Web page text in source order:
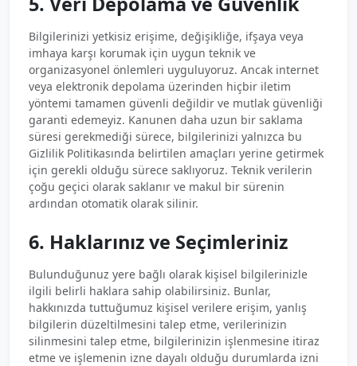
Bilgilerinizi yetkisiz erişime, değişikliğe, ifşaya veya
imhaya karşı korumak için uygun teknik ve
organizasyonel önlemleri uyguluyoruz. Ancak internet
veya elektronik depolama üzerinden hiçbir iletim
yöntemi tamamen güvenli değildir ve mutlak güvenliği
garanti edemeyiz. Kanunen daha uzun bir saklama
süresi gerekmediği sürece, bilgilerinizi yalnızca bu
Gizlilik Politikasında belirtilen amaçları yerine getirmek
için gerekli olduğu sürece saklıyoruz. Teknik verilerin
çoğu geçici olarak saklanır ve makul bir sürenin
ardından otomatik olarak silinir.
6. Haklarınız ve Seçimleriniz
Bulunduğunuz yere bağlı olarak kişisel bilgilerinizle
ilgili belirli haklara sahip olabilirsiniz. Bunlar,
hakkınızda tuttuğumuz kişisel verilere erişim, yanlış
bilgilerin düzeltilmesini talep etme, verilerinizin
silinmesini talep etme, bilgilerinizin işlenmesine itiraz
etme ve işlemenin izne dayalı olduğu durumlarda izni